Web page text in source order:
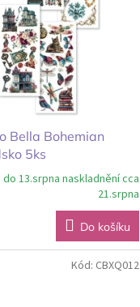
Bella Bohemian
5ks
13.srpna naskladnění cca
21.srpna
Do košíku
Kód: CBXQ012